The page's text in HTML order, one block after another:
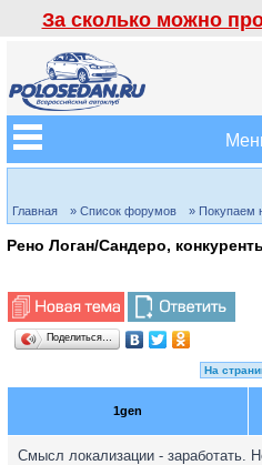
За сколько можно
Главная » Список форумов » Покупаем
Рено Логан/Сандеро,
Поделиться…
На
1gen
Смысл локализации - заработать.